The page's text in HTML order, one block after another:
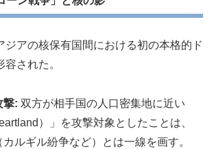
ジアの核保有国間における初の本格的ド
された。
撃: 双方が相手国の人口密集地に近い
）」を攻撃対象としたことは、
ルギル紛争など）とは一線を画す。